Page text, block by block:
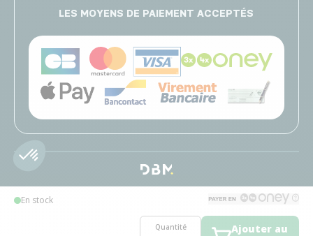
En stock
Quantité Ajouter au
LES MOYENS DE PAIEMENT ACCEPTÉS